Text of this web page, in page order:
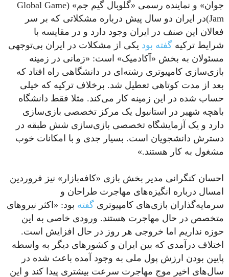
جوان» و نماینده رسمی «گلوبال گیم جم» (Global Game
Jam)در ایران دو سال پیش درباره مشکلاتی که بر سر
فعالان این صنف در ایران وجود دارد و در مقایسه با
شرایط ترکیه گفته بود یکی از مشکلات در ایران بی‌توجهی
مسئولان به بخش «آکادمیک» است: «زمانی در زمینه
بازی‌سازی کامپیوتری رشته‌ای در دانشگاهی راه افتاد که
بعد از مدت کوتاهی تعطیل شد. برخلاف ترکیه که خیلی
حساب شده در این زمینه کار می‌کند. مثلا فقط دانشگاه
باهچه شهیر در استانبول یک مرکز تخصصی بازی‌سازی
دارد و یک آزمایشگاه تخصصی بازی‌سازی شش طبقه در
دسترش دانشجویان است. بسیار جدی و با امکانات خوب
مشغول به کار هستند.»
احسان کنگرانی مدیر بخش بازی «کافه‌بازار» نیز فروردین
امسال درباره انگیزه‌های مهاجرت طراحان و
سرمایه‌گذاران بازی‌های کامپیوتری گفته بود: «اکثر نیروهای
متخصص در حال مهاجرت هستند. ورودی خاصی به این
حوزه نداریم اما خروجی هر روز در حال افزایش است.
اختلاف درآمدی که بین ایران و کشور‌های دیگر به واسطه
پایین بودن ارزش پول ملی به وجود آمده باعث شده در
سال‌های اخیر موج مهاجرت سرعت بیشتری پیدا کند و این